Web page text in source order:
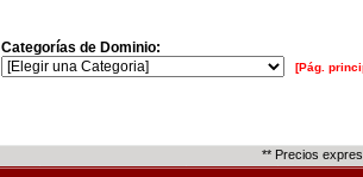
Categorías de Dominio:
[Pág.
** Precios